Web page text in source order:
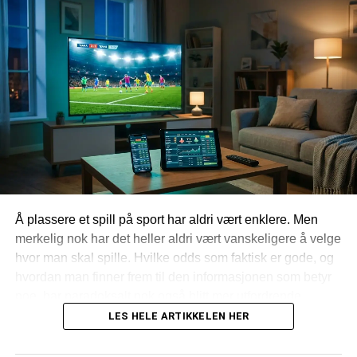
Shelvey vs. Evans – riktig avgjørelse, eller ?
FORRIGE
Daniel Agger: Meningen bak de mange
tatoveringene
Å plassere et spill på sport har aldri vært enklere. Men
merkelig nok har det heller aldri vært vanskeligere å velge
hvor man skal spille. Hvilke odds som faktisk er gode, og
Konsekvensen for mange av oss er at vi nesten bruker
like mye tid på å lete som på selve spillingen.
LES HELE ARTIKKELEN HER